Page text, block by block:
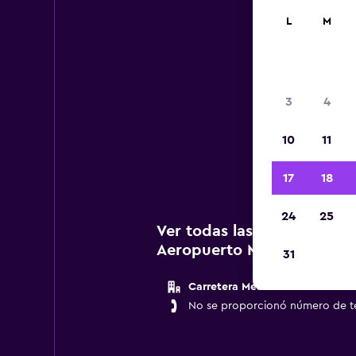
A
Ver todas las agencias de
Aeropuerto Mexicali
Carretera Mesa De Andrade
No se proporcionó número de
L M
3 4
10 11
17 18
24 25
31